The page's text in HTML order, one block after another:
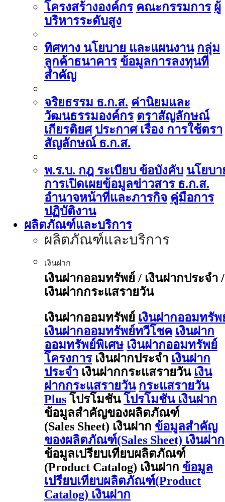
โครงสร้างองค์กร คณะกรรมการ ผู้
บริหารระดับสูง
ทิศทาง นโยบาย และแผนงาน กลุ่ม
ลูกค้าธนาคาร ข้อมูลการลงทุนที่
สำคัญ
จริยธรรม ธ.ก.ส. ค่านิยมและ
วัฒนธรรมองค์กร ตราสัญลักษณ์
เกียรติยศ ประกาศ เรื่อง การใช้ตรา
สัญลักษณ์ ธ.ก.ส.
พ.ร.บ. กฎ ระเบียบ ข้อบังคับ นโยบา
การเปิดเผยข้อมูลข่าวสาร ธ.ก.ส.
อำนาจหน้าที่และภารกิจ คู่มือการ
ปฏิบัติงาน
ผลิตภัณฑ์และบริการ
ผลิตภัณฑ์และบริการ
เงินฝาก
เงินฝากออมทรัพย์ / เงินฝากประจำ /
เงินฝากกระแสรายวัน
เงินฝากออมทรัพย์ เงินฝากออมทรัพ
เงินฝากออมทรัพย์ทวีโชค เงินฝาก
ออมทรัพย์พิเศษ เงินฝากออมทรัพย์
โครงการ เงินฝากประจำ เงินฝาก
ประจำ เงินฝากกระแสรายวัน เงิน
ฝากกระแสรายวัน กระแสรายวัน
Plus โปรโมชัน โปรโมชัน เงินฝาก
ข้อมูลสำคัญของผลิตภัณฑ์
(Sales Sheet) เงินฝาก ข้อมูลสำคัญ
ของผลิตภัณฑ์(Sales Sheet) เงินฝาก
ข้อมูลเปรียบเทียบผลิตภัณฑ์
(Product Catalog) เงินฝาก ข้อมูล
เปรียบเทียบผลิตภัณฑ์(Product
Catalog) เงินฝาก